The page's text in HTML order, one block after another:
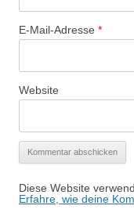
E-Mail-Adresse *
Website
Diese Website
Erfahre, wie deine